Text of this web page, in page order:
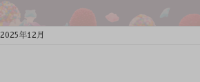
2025年12月